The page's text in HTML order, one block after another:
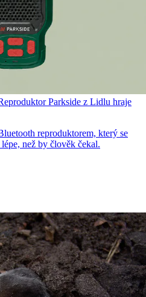
Parkside z Lidlu hraje
reproduktorem, který se
než by člověk čekal.